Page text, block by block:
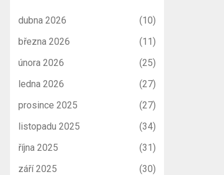
dubna 2026
(10)
března 2026
(11)
února 2026
(25)
ledna 2026
(27)
prosince 2025
(27)
listopadu 2025
(34)
října 2025
(31)
září 2025
(30)